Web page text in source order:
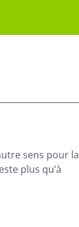
sens pour la
plus qu’à